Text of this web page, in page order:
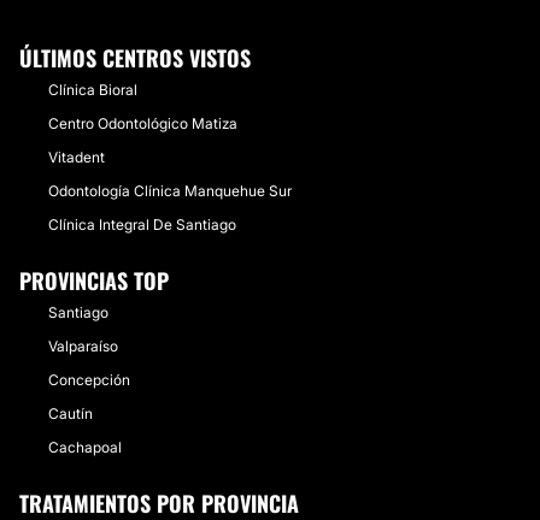
ÚLTIMOS CENTROS VISTOS
Clínica Bioral
Centro Odontológico Matiza
Vitadent
Odontología Clínica Manquehue Sur
Clínica Integral De Santiago
PROVINCIAS TOP
Santiago
Valparaíso
Concepción
Cautín
Cachapoal
TRATAMIENTOS POR PROVINCIA